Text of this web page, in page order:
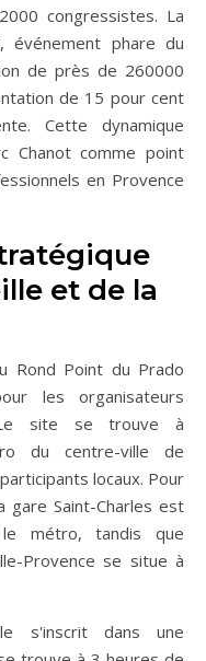
congressistes. La
événement phare du
de près de 260000
de 15 pour cent
Cette dynamique
Chanot comme point
en Provence
et de la
Rond Point du Prado
les organisateurs
Le site se trouve à
du centre-ville de
locaux. Pour
gare Saint-Charles est
métro, tandis que
Provence se situe à
s'inscrit dans une